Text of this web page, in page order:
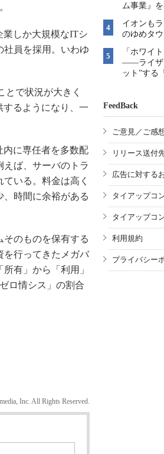
しか大規模なITシ
社員を採用。いわゆ
で状況が大きく
るようになり、一
に専任者を多数配
ば、サーバのトラ
いる。料金は高く
時間に余裕がある
のものを保有する
を行ってきたメガバ
有」から「利用」
ロ情シス」の割合
Inc. All Rights Reserved.
ム事業』
イオンも
のゆめタ
「ホワイ
――ライザ
ット”する
FeedBack
ご意見／ご感
リリース送付
広告に対する
タイアップコ
タイアップコ
利用規約
プライバシー